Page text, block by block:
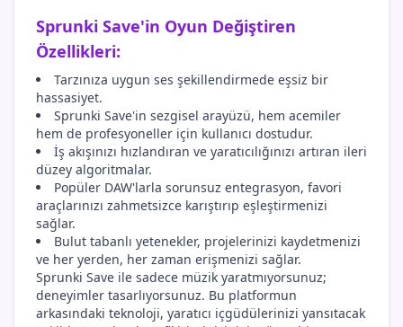
Sprunki Save'in Oyun Değiştiren
Özellikleri:
Tarzınıza uygun ses şekillendirmede eşsiz bir
hassasiyet.
Sprunki Save'in sezgisel arayüzü, hem acemiler
hem de profesyoneller için kullanıcı dostudur.
İş akışınızı hızlandıran ve yaratıcılığınızı artıran ileri
düzey algoritmalar.
Popüler DAW'larla sorunsuz entegrasyon, favori
araçlarınızı zahmetsizce karıştırıp eşleştirmenizi
sağlar.
Bulut tabanlı yetenekler, projelerinizi kaydetmenizi
ve her yerden, her zaman erişmenizi sağlar.
Sprunki Save ile sadece müzik yaratmıyorsunuz;
deneyimler tasarlıyorsunuz. Bu platformun
arkasındaki teknoloji, yaratıcı içgüdülerinizi yansıtacak